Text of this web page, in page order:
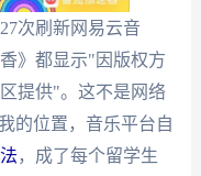
次刷新网易云音
》都显示"因版权方
提供"。这不是网络
的位置，音乐平台自
，成了每个留学生